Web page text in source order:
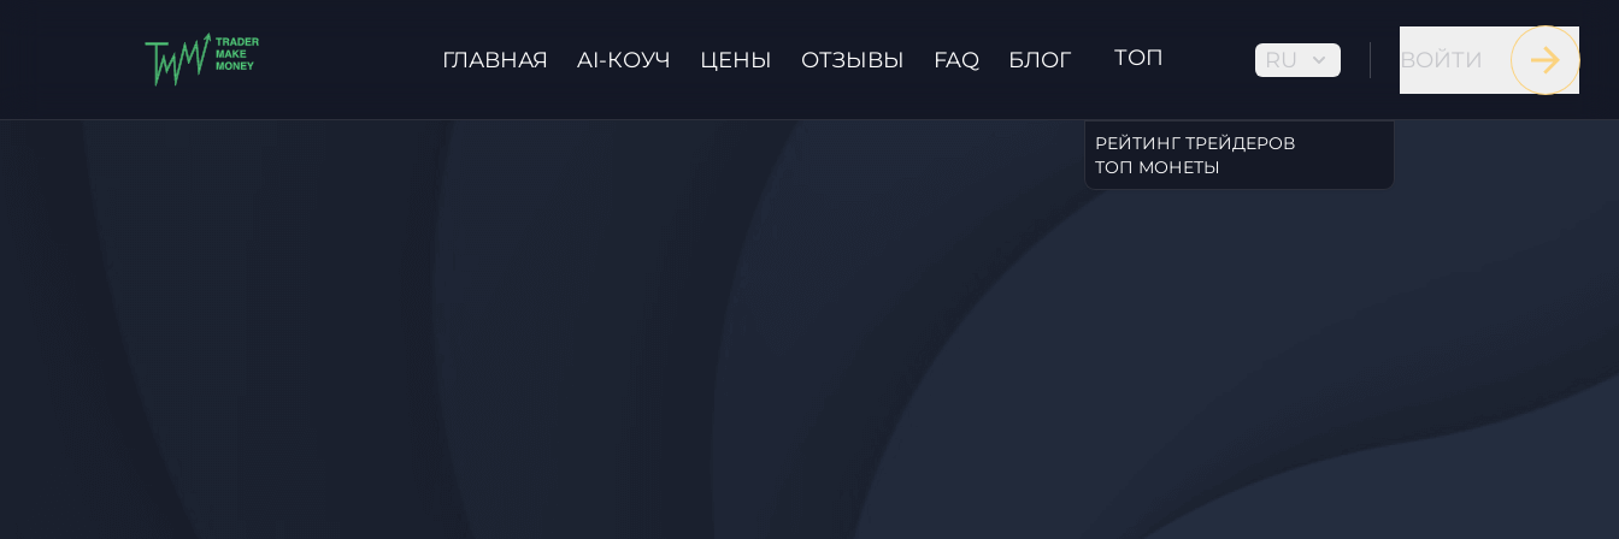
ГЛАВНАЯ AI-КОУЧ ЦЕНЫ ОТЗЫВЫ FAQ БЛОГ ТОП
РЕЙТИНГ ТРЕЙДЕРОВ
ТОП МОНЕТЫ
RU ВОЙТИ